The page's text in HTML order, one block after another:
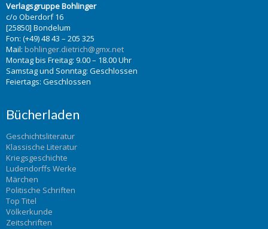
Verlagsgruppe Bohlinger
c/o Oberdorf 16
[25850] Bondelum
Fon: (+49) 48 43 – 205 325
Mail: bohlinger.dietrich@gmx.net
Montag bis Freitag: 9.00 – 18.00 Uhr
Samstag und Sonntag: Geschlossen
Feiertags: Geschlossen
Bücherladen
Geschichtsliteratur
Klassische Literatur
Kriegsgeschichte
Ludendorffs Werke
Märchen
Politische Schriften
Top Titel
Völkerkunde
Zeitschriften